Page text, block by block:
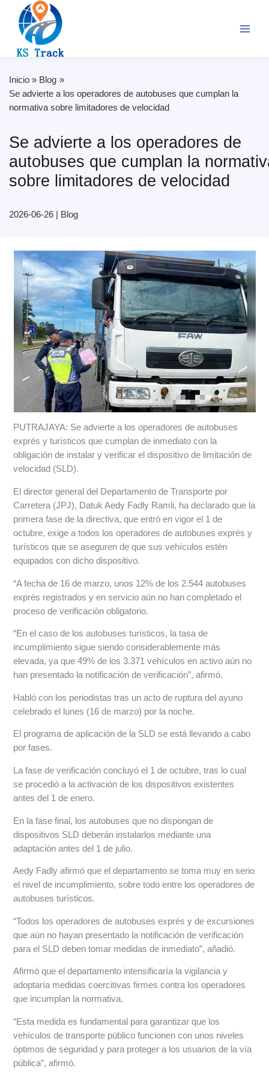
contenido
Inicio
Blog
Se advierte a los operadores de autobuses que cumplan la
normativa sobre limitadores de velocidad
Se advierte a los operadores de
autobuses que cumplan la
sobre limitadores de velocidad
2026-06-26 Blog
PUTRAJAYA: Se advierte a los operadores de autobuses
exprés y turísticos que cumplan de inmediato con la
obligación de instalar y verificar el dispositivo de limitación de
velocidad (SLD).
El director general del Departamento de Transporte por
Carretera (JPJ), Datuk Aedy Fadly Ramli, ha declarado que la
primera fase de la directiva, que entró en vigor el 1 de
octubre, exige a todos los operadores de autobuses exprés y
turísticos que se aseguren de que sus vehículos estén
equipados con dicho dispositivo.
“A fecha de 16 de marzo, unos 12% de los 2.544 autobuses
exprés registrados y en servicio aún no han completado el
proceso de verificación obligatorio.
“En el caso de los autobuses turísticos, la tasa de
incumplimiento sigue siendo considerablemente más
elevada, ya que 49% de los 3.371 vehículos en activo aún no
han presentado la notificación de verificación”, afirmó.
Habló con los periodistas tras un acto de ruptura del ayuno
celebrado el lunes (16 de marzo) por la noche.
El programa de aplicación de la SLD se está llevando a cabo
por fases.
La fase de verificación concluyó el 1 de octubre, tras lo cual
se procedió a la activación de los dispositivos existentes
antes del 1 de enero.
En la fase final, los autobuses que no dispongan de
dispositivos SLD deberán instalarlos mediante una
adaptación antes del 1 de julio.
Aedy Fadly afirmó que el departamento se toma muy en serio
el nivel de incumplimiento, sobre todo entre los operadores de
autobuses turísticos.
“Todos los operadores de autobuses exprés y de excursiones
que aún no hayan presentado la notificación de verificación
para el SLD deben tomar medidas de inmediato”, añadió.
Afirmó que el departamento intensificaría la vigilancia y
adoptaría medidas coercitivas firmes contra los operadores
que incumplan la normativa.
“Esta medida es fundamental para garantizar que los
vehículos de transporte público funcionen con unos niveles
óptimos de seguridad y para proteger a los usuarios de la vía
pública”, afirmó.